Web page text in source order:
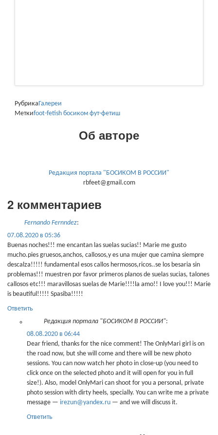
РубрикаГалереи
Меткиfoot-fetish босиком фут-фетиш
Об авторе
Редакция портала "БОСИКОМ В РОССИИ"
rbfeet@gmail.com
2 комментариев
Fernando Fernndez:
07.08.2020 в 05:36
Buenas noches!!! me encantan las suelas sucias!! Marie me gusto
mucho.pies gruesos,anchos, callosos,y es una mujer que camina siempre
descalza!!!!! fundamental esos callos hermosos,ricos..se los besaria sin
problemas!!! muestren por favor primeros planos de suelas sucias, talones
callosos etc!!! maravillosas suelas de Marie!!!!la amo!! I love you!!! Marie
is beautiful!!!!! Spasiba!!!!!
Ответить
Редакция портала "БОСИКОМ В РОССИИ":
08.08.2020 в 06:44
Dear friend, thanks for the nice comment! The OnlyMari girl is on
the road now, but she will come and there will be new photo
sessions. You can now watch her photo in close-up (you need to
click once on the selected photo and it will open for you in full
size!). Also, model OnlyMari can shoot for you a personal, private
photo session with dirty heels, specially. You can write me a private
message — irezun@yandex.ru — and we will discuss it.
Ответить